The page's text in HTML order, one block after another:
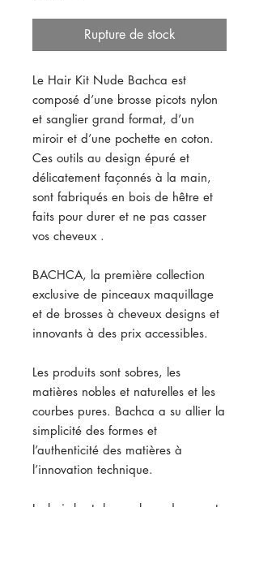
Rupture de stock
Le Hair Kit Nude Bachca est
composé d’une brosse picots nylon
et sanglier grand format, d’un
miroir et d’une pochette en coton.
Ces outils au design épuré et
délicatement façonnés à la main,
sont fabriqués en bois de hêtre et
faits pour durer et ne pas casser
vos cheveux .
BACHCA, la première collection
exclusive de pinceaux maquillage
et de brosses à cheveux designs et
innovants à des prix accessibles.
Les produits sont sobres, les
matières nobles et naturelles et les
courbes pures. Bachca a su allier la
simplicité des formes et
l’authenticité des matières à
l’innovation technique.
Le bois brut, les couleurs douces et